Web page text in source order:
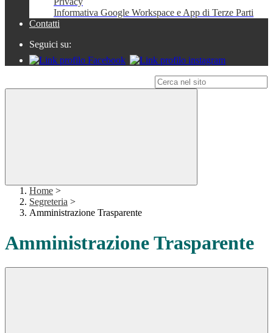
Informativa Google Workspace e App di Terze Parti
Contatti
Seguici su:
Home >
Segreteria >
Amministrazione Trasparente
Amministrazione Trasparente